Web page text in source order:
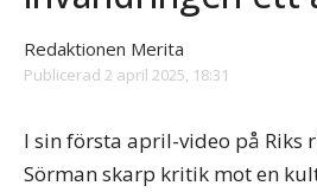
Redaktionen Merita
Publicerad 2 april 2025, 18:31
I sin första april-video på Riks
Sörman skarp kritik mot en